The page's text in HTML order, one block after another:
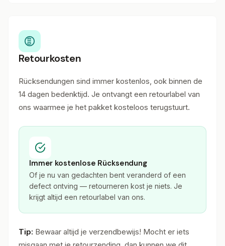
Retourkosten
Rücksendungen sind immer kostenlos, ook binnen de
14 dagen bedenktijd. Je ontvangt een retourlabel van
ons waarmee je het pakket kosteloos terugstuurt.
Immer kostenlose Rücksendung
Of je nu van gedachten bent veranderd of een
defect ontving — retourneren kost je niets. Je
krijgt altijd een retourlabel van ons.
Tip: Bewaar altijd je verzendbewijs! Mocht er iets